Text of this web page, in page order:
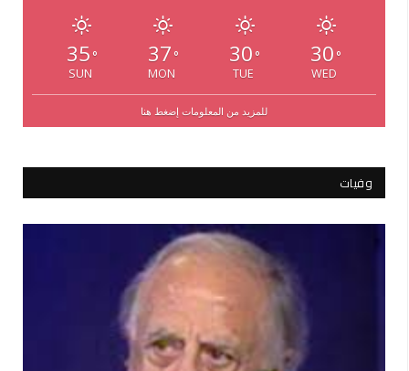
35 °
SUN
37 °
MON
30 °
TUE
30 °
WED
للمزيد من المعلومات إضغط هنا
وفيات